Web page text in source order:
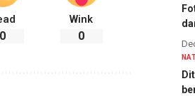
0
Wink
0